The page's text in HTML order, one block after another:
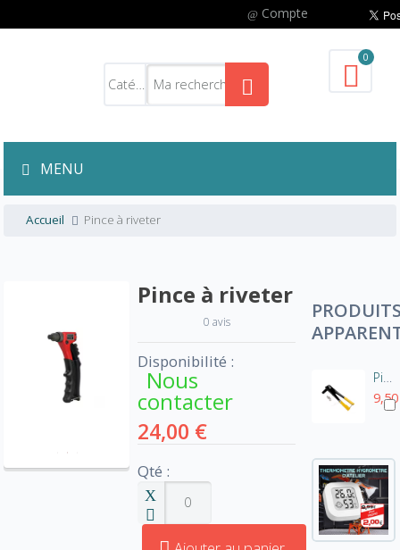
Compte
0
MENU
Accueil Pince à riveter
Pince à riveter
0 avis
Disponibilité :
Nous
contacter
24,00 €
Qté :
Pince à riveter 4 têtes